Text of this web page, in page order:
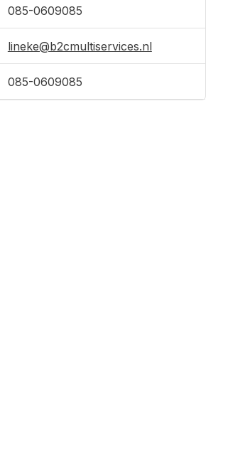
085-0609085
lineke@b2cmultiservices.nl
085-0609085